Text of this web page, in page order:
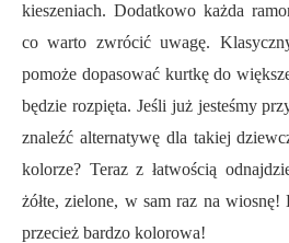
kieszeniach. Dodatkowo każda
co warto zwrócić uwagę.
pomoże dopasować kurtkę do
będzie rozpięta. Jeśli już jesteśmy
znaleźć alternatywę dla takiej
kolorze? Teraz z łatwością
żółte, zielone, w sam raz na wiosnę!
przecież bardzo kolorowa!